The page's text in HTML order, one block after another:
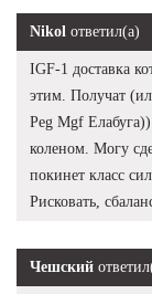
Nikol ответил(а)
IGF-1 доставка
этим. Получат
Peg Mgf
коленом. Могу
покинет класс
Рисковать,
Чешский